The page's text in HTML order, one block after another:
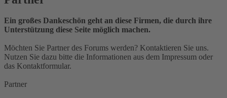
Ein großes Dankeschön geht an diese Firmen, die durch ihre
Unterstützung diese Seite möglich machen.
Möchten Sie Partner des Forums werden? Kontaktieren Sie uns.
Nutzen Sie dazu bitte die Informationen aus dem Impressum oder
das Kontaktformular.
Partner